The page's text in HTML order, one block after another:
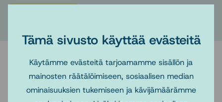
Tämä sivusto käyttää evästeitä
Käytämme evästeitä tarjoamamme sisällön ja
mainosten räätälöimiseen, sosiaalisen median
ominaisuuksien tukemiseen ja kävijämäärämme
The Nordic-Baltic Doctoral Network in Social Work
(NBSW) is a joint network of doctoral schools,
universities, and other social work institutions in seven